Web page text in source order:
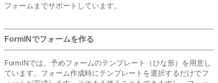
フォームまでサポートしています。
FormINでフォームを作る
FormINでは、予めフォームのテンプレート（ひな形）を用意し
ています。フォーム作成時にテンプレートを選択するだけでフ